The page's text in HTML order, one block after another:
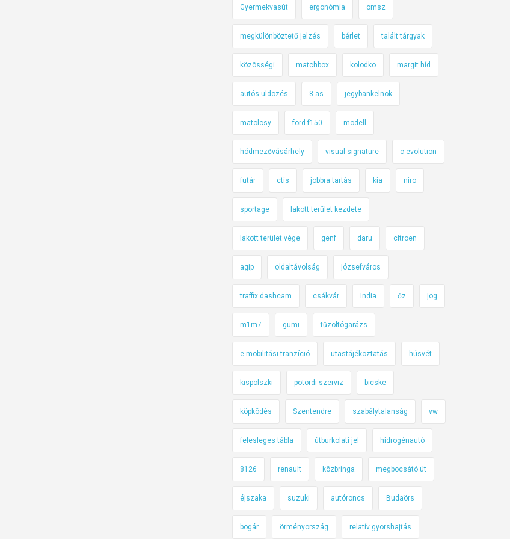
Gyermekvasút ergonómia omsz
megkülönböztető jelzés bérlet talált tárgyak
közösségi matchbox kolodko margit híd
autós üldözés 8-as jegybankelnök
matolcsy ford f150 modell
hódmezővásárhely visual signature c evolution
futár ctis jobbra tartás kia niro
sportage lakott terület kezdete
lakott terület vége genf daru citroen
agip oldaltávolság józsefváros
traffix dashcam csákvár India őz jog
m1m7 gumi tűzoltógarázs
e-mobilitási tranzíció utastájékoztatás húsvét
kispolszki pötördi szerviz bicske
köpködés Szentendre szabálytalanság vw
felesleges tábla útburkolati jel hidrogénautó
8126 renault közbringa megbocsátó út
éjszaka suzuki autóroncs Budaörs
bogár örményország relatív gyorshajtás